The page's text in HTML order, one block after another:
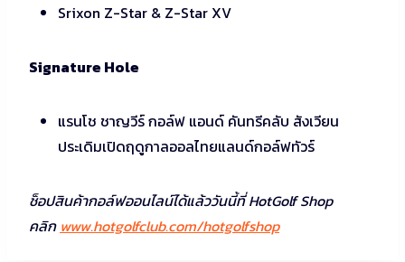
Srixon Z-Star & Z-Star XV
Signature Hole
แรนโช ชาญวีร์ กอล์ฟ แอนด์ คันทรีคลับ สังเวียน
ประเดิมเปิดฤดูกาลออลไทยแลนด์กอล์ฟทัวร์
ช็อปสินค้ากอล์ฟออนไลน์ได้แล้ววันนี้ที่ HotGolf Shop
คลิก www.hotgolfclub.com/hotgolfshop